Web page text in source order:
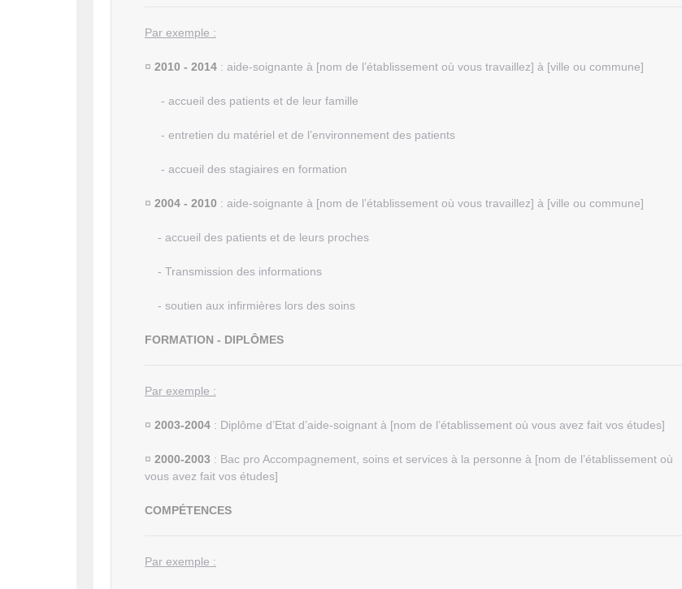
Par exemple :
¤ 2010 - 2014 : aide-soignante à [nom de l’établissement où vous travaillez] à [ville ou commune]
- accueil des patients et de leur famille
- entretien du matériel et de l’environnement des patients
- accueil des stagiaires en formation
¤ 2004 - 2010 : aide-soignante à [nom de l’établissement où vous travaillez] à [ville ou commune]
- accueil des patients et de leurs proches
- Transmission des informations
- soutien aux infirmières lors des soins
FORMATION - DIPLÔMES
Par exemple :
¤ 2003-2004 : Diplôme d’Etat d’aide-soignant à [nom de l’établissement où vous avez fait vos études]
¤ 2000-2003 : Bac pro Accompagnement, soins et services à la personne à [nom de l’établissement où
vous avez fait vos études]
COMPÉTENCES
Par exemple :